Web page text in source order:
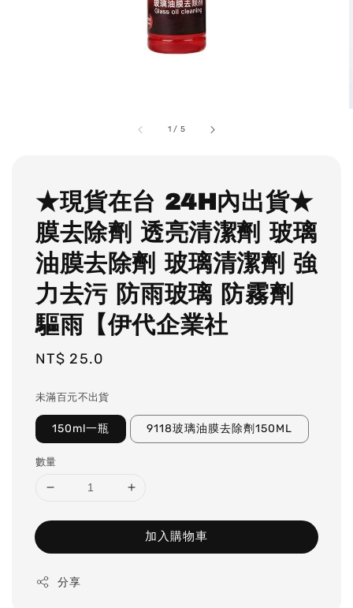
1 / 5
★現貨在台 24H內出貨★
膜去除劑 透亮清潔劑 玻璃
油膜去除劑 玻璃清潔劑 強
力去污 防雨玻璃 防霧劑
驅雨【伊代企業社
Regular
NT$ 25.0
未滿百元不出貨
150ml一瓶 9118玻璃油膜去除劑150ML
數量
加入購物車
分享